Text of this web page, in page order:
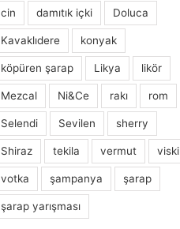
cin damıtık içki Doluca
Kavaklıdere konyak
köpüren şarap Likya likör
Mezcal Ni&Ce rakı rom
Selendi Sevilen sherry
Shiraz tekila vermut viski
votka şampanya şarap
şarap yarışması